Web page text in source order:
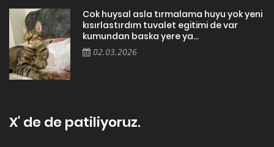
Cok huysal asla tırmalama huyu yok yeni
kısırlastırdım tuvalet egitimi de var
kumundan baska yere ya...
02.03.2026
X' de de patiliyoruz.